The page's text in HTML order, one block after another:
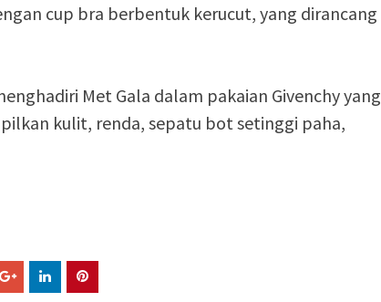
cup bra berbentuk kerucut, yang dirancang
Met Gala dalam pakaian Givenchy yang
kulit, renda, sepatu bot setinggi paha,